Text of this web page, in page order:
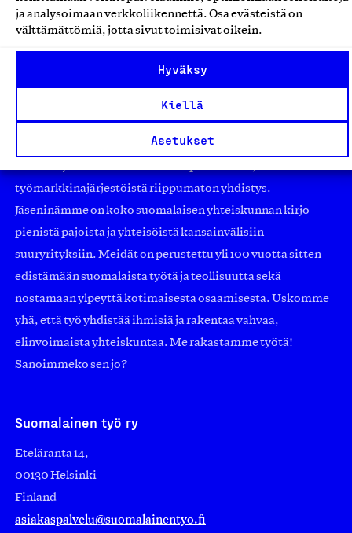
ja analysoimaan verkkoliikennettä. Osa evästeistä on
välttämättömiä, jotta sivut toimisivat oikein.
Hyväksy
Kiellä
Asetukset
työmarkkinajärjestöistä riippumaton yhdistys.
Jäseninämme on koko suomalaisen yhteiskunnan kirjo
pienistä pajoista ja yhteisöistä kansainvälisiin
suuryrityksiin. Meidät on perustettu yli 100 vuotta sitten
edistämään suomalaista työtä ja teollisuutta sekä
nostamaan ylpeyttä kotimaisesta osaamisesta. Uskomme
yhä, että työ yhdistää ihmisiä ja rakentaa vahvaa,
elinvoimaista yhteiskuntaa. Me rakastamme työtä!
Sanoimmeko sen jo?
Suomalainen työ ry
Eteläranta 14,
00130 Helsinki
Finland
asiakaspalvelu@suomalainentyo.fi